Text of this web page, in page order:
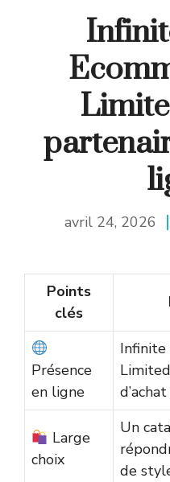
avril 24, 2026
Points
clés
Présence
en ligne
Infinite
Large
choix
Un
de